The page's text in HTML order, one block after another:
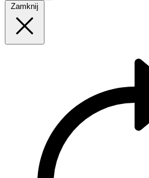
Zamknij